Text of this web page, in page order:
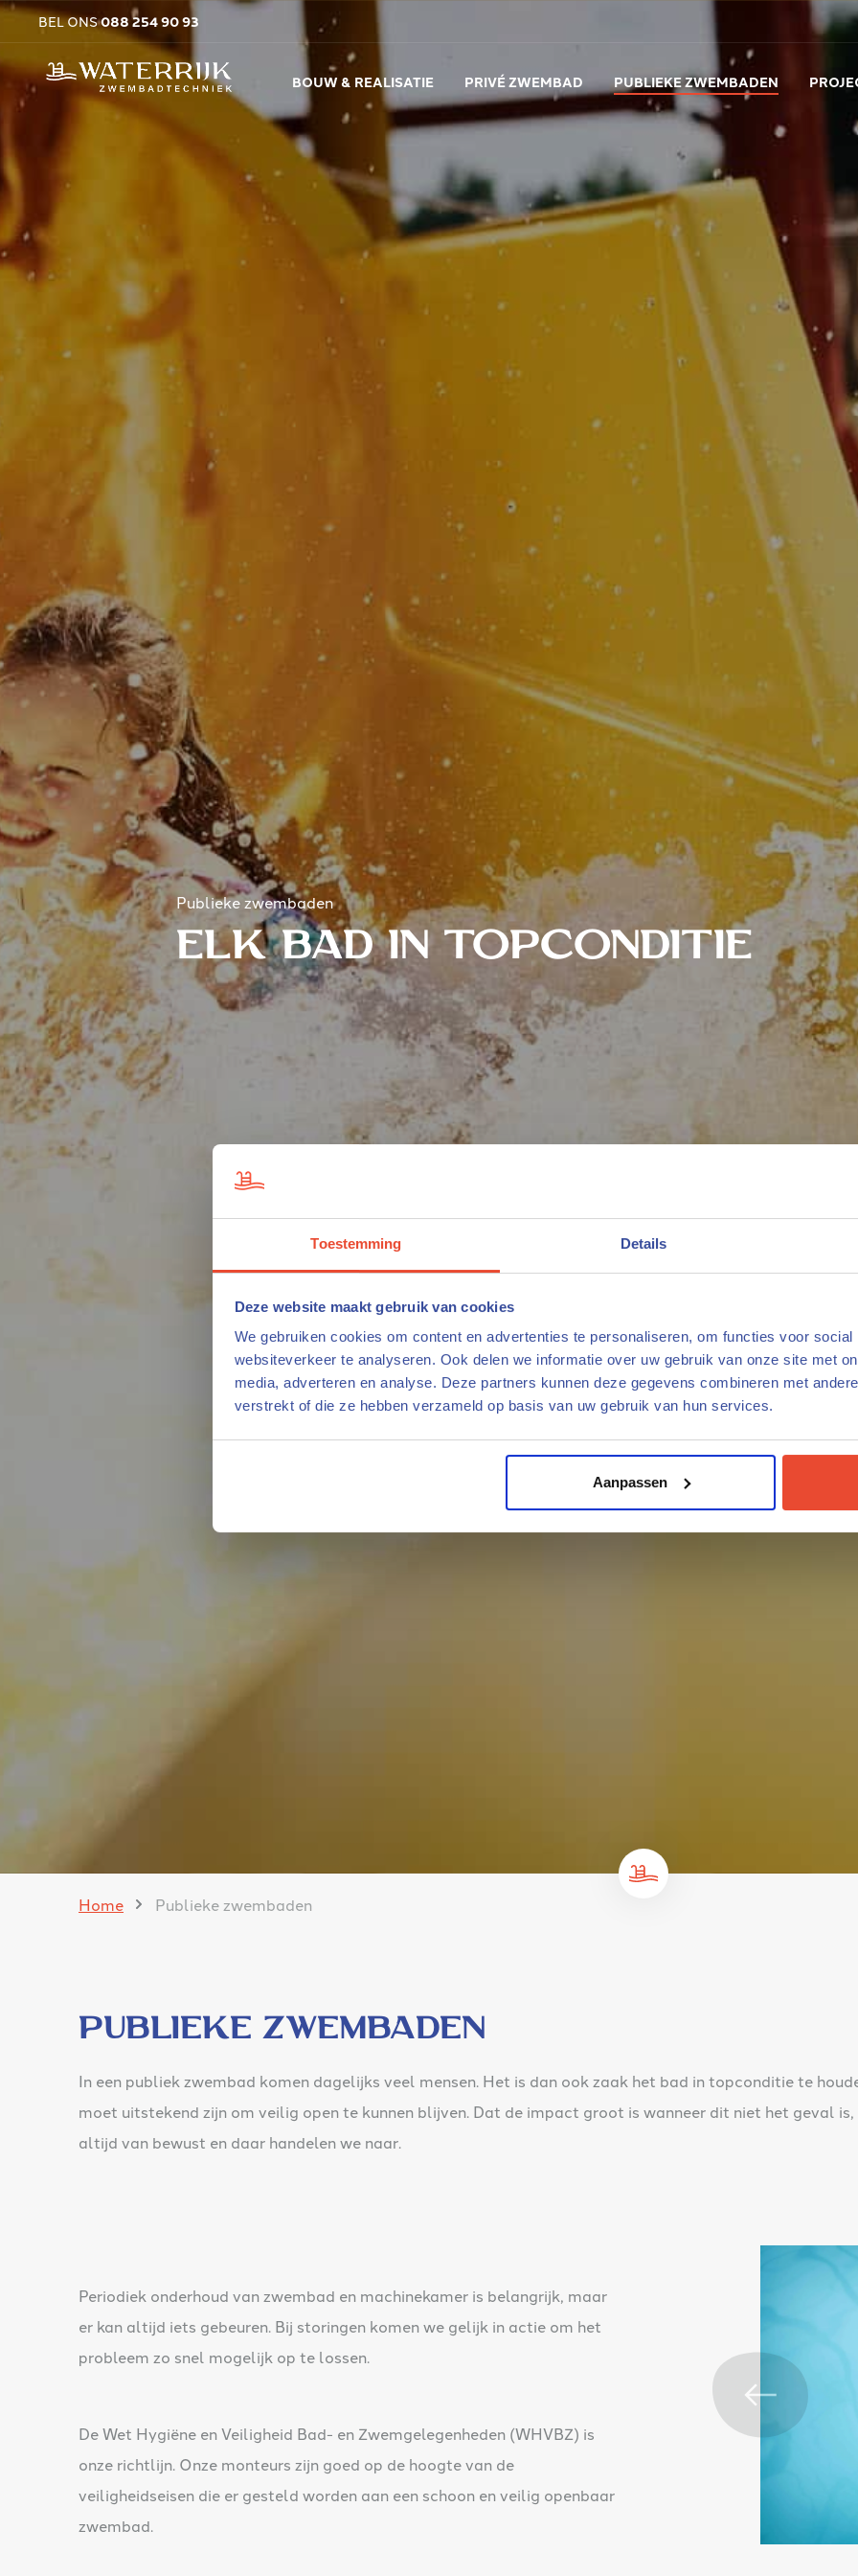
Toestemming Details
Deze website maakt gebruik van cookies
We gebruiken cookies om content en advertenties te personaliseren, om functies voor
websiteverkeer te analyseren. Ook delen we informatie over uw gebruik van onze site met
media, adverteren en analyse. Deze partners kunnen deze gegevens combineren met
verstrekt of die ze hebben verzameld op basis van uw gebruik van hun services.
Aanpassen
BEL ONS088 254 90 93
BOUW & REALISATIE PRIVÉ ZWEMBAD PUBLIEKE ZWEMBADEN
Publiekezwembaden
elk bad in topconditie
Home Publieke zwembaden
Publieke zwembaden
In een publiek zwembad komen dagelijks veel mensen. Het is dan ook zaak het bad in topconditie te
moet uitstekend zijn om veilig open te kunnen blijven. Dat de impact groot is wanneer dit niet het geval is,
altijd van bewust en daar handelen we naar.
Periodiek onderhoud van zwembad en machinekamer is belangrijk, maar
er kan altijd iets gebeuren. Bij storingen komen we gelijk in actie om het
probleem zo snel mogelijk op te lossen.
De Wet Hygiëne en Veiligheid Bad- en Zwemgelegenheden (WHVBZ) is
onze richtlijn. Onze monteurs zijn goed op de hoogte van de
veiligheidseisen die er gesteld worden aan een schoon en veilig openbaar
zwembad.